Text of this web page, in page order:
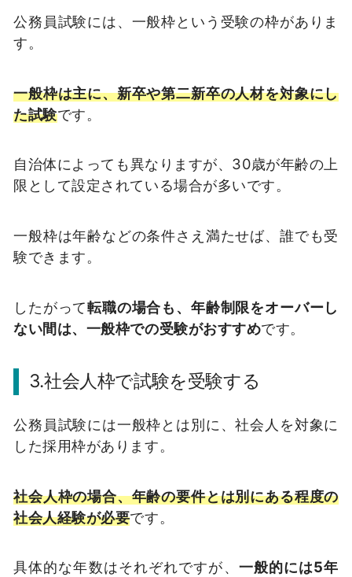
公務員試験には、一般枠という受験の枠がありま
す。
一般枠は主に、新卒や第二新卒の人材を対象にし
た試験です。
自治体によっても異なりますが、30歳が年齢の上
限として設定されている場合が多いです。
一般枠は年齢などの条件さえ満たせば、誰でも受
験できます。
したがって転職の場合も、年齢制限をオーバーし
ない間は、一般枠での受験がおすすめです。
3.社会人枠で試験を受験する
公務員試験には一般枠とは別に、社会人を対象に
した採用枠があります。
社会人枠の場合、年齢の要件とは別にある程度の
社会人経験が必要です。
具体的な年数はそれぞれですが、 一般的には5年